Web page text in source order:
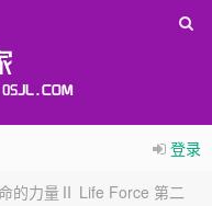
登录
的力量Ⅱ Life Force 第二